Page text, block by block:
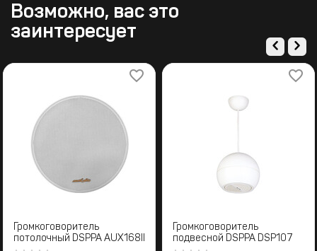
Возможно, вас это
заинтересует
Громкоговоритель
потолочный DSPPA AUX168II
Громкоговоритель
подвесной DSPPA DSP107